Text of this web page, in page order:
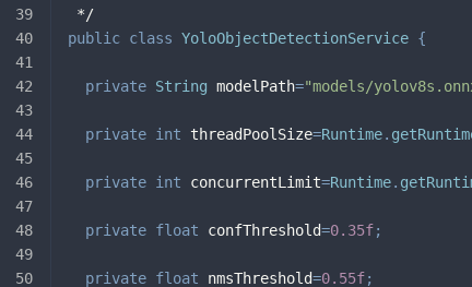
*/
public class YoloObjectDetectionService {
private String modelPath="models/
private int threadPoolSize=Runtime.
private int concurrentLimit=Runtime.
private float confThreshold=0.35f;
private float nmsThreshold=0.55f;